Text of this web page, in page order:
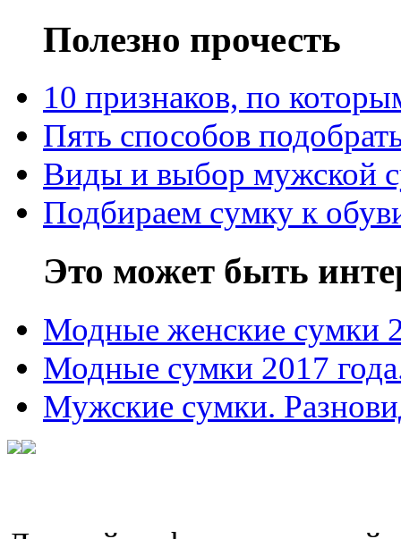
Полезно прочесть
10 признаков, по
Пять способов
Виды и выбор мужской
Подбираем сумку к
Это может быть
Модные женские сумки
Модные сумки 2017
Мужские сумки.